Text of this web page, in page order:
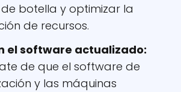
botella y optimizar la
de recursos.
el software actualizado:
de que el software de
y las máquinas